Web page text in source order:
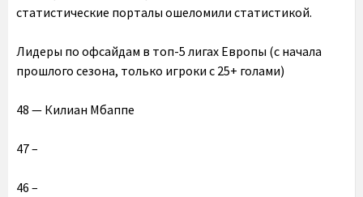
статистические порталы ошеломили статистикой.
Лидеры по офсайдам в топ-5 лигах Европы (с начала
прошлого сезона, только игроки с 25+ голами)
48 — Килиан Мбаппе
47 –
46 –